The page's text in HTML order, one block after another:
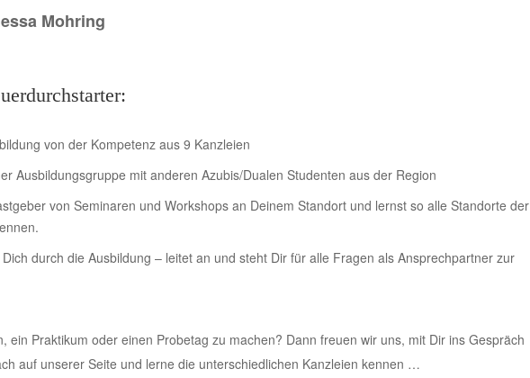
Mohring
von der Kompetenz aus 9 Kanzleien
Ausbildungsgruppe mit anderen Azubis/Dualen Studenten aus der Region
von Seminaren und Workshops an Deinem Standort und lernst so alle Standorte der
durch die Ausbildung – leitet an und steht Dir für alle Fragen als Ansprechpartner zur
ein Praktikum oder einen Probetag zu machen? Dann freuen wir uns, mit Dir ins Gespräch
auf unserer Seite und lerne die unterschiedlichen Kanzleien kennen …